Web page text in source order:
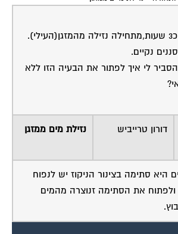
נקיים.
לי איך לפתור את הבעיה הזו ללא
דורון טרייביש נזילת מים ממזגן
היא סתימה בצינור הניקוז יש לנפוח
ולפתוח את הסתימה זנוצרה מהמים